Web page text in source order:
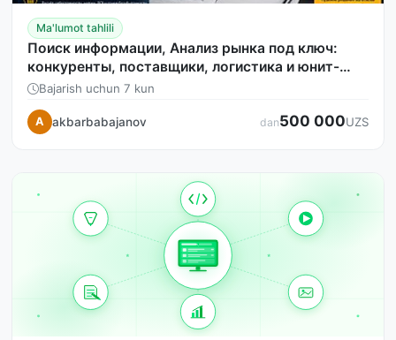
Ma'lumot tahlili
Поиск информации, Анализ рынка под ключ:
конкуренты, поставщики, логистика и юнит-
экономика.
Bajarish uchun 7 kun
A akbarbabajanov dan500 000UZS